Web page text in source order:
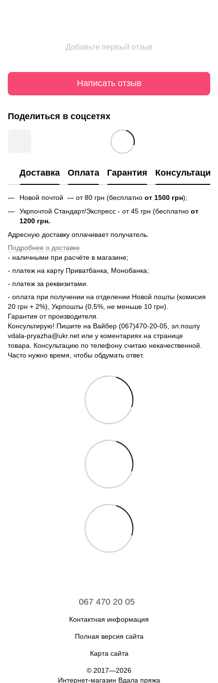
Добавьте первый отзыв
Написать отзыв
Поделиться в соцсетях
Доставка Оплата Гарантия Консультация
Новой почтой — от 80 грн (бесплатно от 1500 грн);
Укрпочтой Стандарт/Экспресс - от 45 грн (бесплатно от
1200 грн.
Адресную доставку оплачивает получатель.
Подробнее о доставке
- наличными при расчёте в магазине;
- платеж на карту Приватбанка, Монобанка;
- платеж за реквизитами.
- оплата при получении на отделении Новой пошты (комисия
20 грн + 2%), Укрпошты (0,5%, не меньше 10 грн).
Гарантия от производителя.
Консультирую! Пишите на Вайбер (067)470-20-05, эл.пошту
vdala-pryazha@ukr.net или у коментариях на странице
товара. Консультацию по телефону считаю некачественной.
Часто нужно время, чтобы обдумать ответ.
067 470 20 05
Контактная информация
Полная версия сайта
Карта сайта
© 2017—2026
Интернет-магазин Вдала пряжа